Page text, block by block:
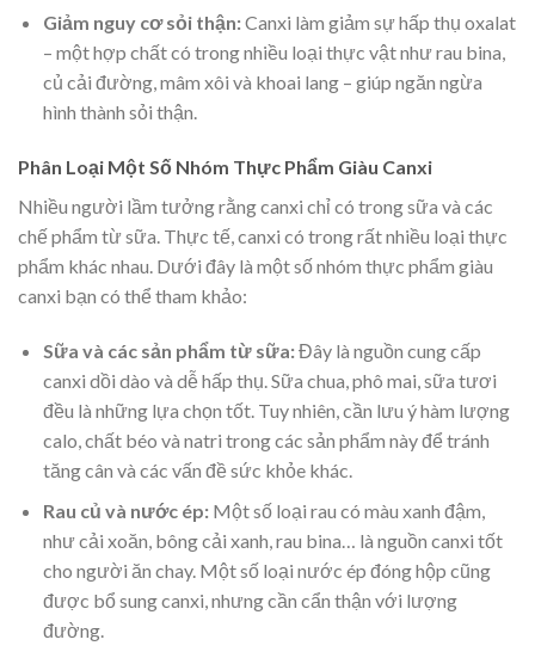
Giảm nguy cơ sỏi thận:Canxi làm giảm sự hấp thụ oxalat
– một hợp chất có trong nhiều loại thực vật như rau bina,
củ cải đường, mâm xôi và khoai lang – giúp ngăn ngừa
hình thành sỏi thận.
Phân Loại Một Số Nhóm Thực Phẩm Giàu Canxi
Nhiều người lầm tưởng rằng canxi chỉ có trong sữa và các
chế phẩm từ sữa. Thực tế, canxi có trong rất nhiều loại thực
phẩm khác nhau. Dưới đây là một số nhóm thực phẩm giàu
canxi bạn có thể tham khảo:
Sữa và các sản phẩm từ sữa:Đây là nguồn cung cấp
canxi dồi dào và dễ hấp thụ. Sữa chua, phô mai, sữa tươi
đều là những lựa chọn tốt. Tuy nhiên, cần lưu ý hàm lượng
calo, chất béo và natri trong các sản phẩm này để tránh
tăng cân và các vấn đề sức khỏe khác.
Rau củ và nước ép:Một số loại rau có màu xanh đậm,
như cải xoăn, bông cải xanh, rau bina… là nguồn canxi tốt
cho người ăn chay. Một số loại nước ép đóng hộp cũng
được bổ sung canxi, nhưng cần cẩn thận với lượng
đường.